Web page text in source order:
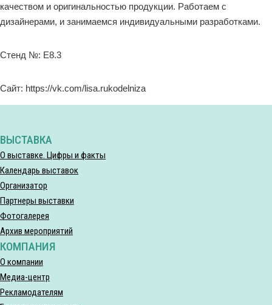
качеством и оригинальностью продукции. Работаем с
дизайнерами, и занимаемся индивидуальными разработками.
Стенд №: E8.3
Сайт: https://vk.com/lisa.rukodelniza
ВЫСТАВКА
О выставке. Цифры и факты
Календарь выставок
Организатор
Партнеры выставки
Фотогалерея
Архив мероприятий
КОМПАНИЯ
О компании
Медиа-центр
Рекламодателям